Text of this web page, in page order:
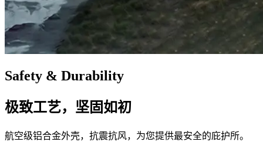
Safety & Durability
极致工艺，坚固如初
航空级铝合金外壳，抗震抗风，为您提供最安全的庇护所。